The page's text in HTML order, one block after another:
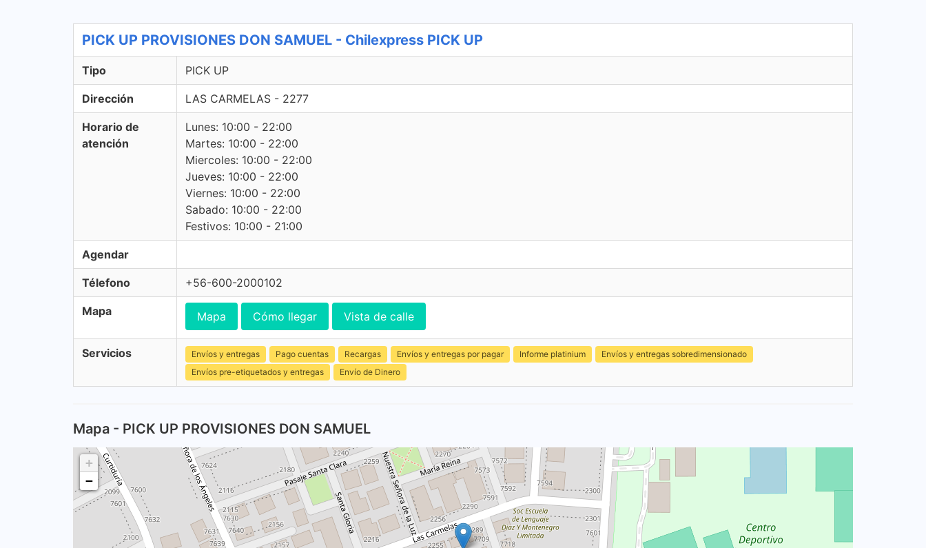
PICK UP PROVISIONES DON SAMUEL - Chilexpress PICK UP
Tipo PICK UP
Dirección LAS CARMELAS - 2277
Horario de
atención
Lunes: 10:00 - 22:00
Martes: 10:00 - 22:00
Miercoles: 10:00 - 22:00
Jueves: 10:00 - 22:00
Viernes: 10:00 - 22:00
Sabado: 10:00 - 22:00
Festivos: 10:00 - 21:00
Agendar
Télefono +56-600-2000102
Mapa Mapa Cómo llegar Vista de calle
Servicios Envíos y entregas Pago cuentas Recargas Envíos y entregas por pagar Informe platinium
Envíos y entregas sobredimensionado
Envíos pre-etiquetados y entregas
Envío de Dinero
Mapa - PICK UP PROVISIONES DON SAMUEL
+
−